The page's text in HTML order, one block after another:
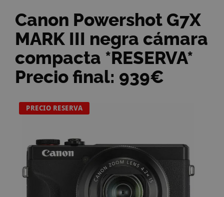
Canon Powershot G7X
MARK III negra cámara
compacta *RESERVA*
Precio final: 939€
Vés
galeria
d'imatges
PRECIO RESERVA